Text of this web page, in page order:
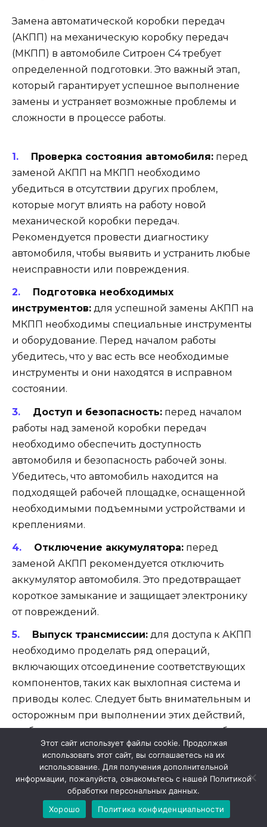
Замена автоматической коробки передач
(АКПП) на механическую коробку передач
(МКПП) в автомобиле Ситроен С4 требует
определенной подготовки. Это важный этап,
который гарантирует успешное выполнение
замены и устраняет возможные проблемы и
сложности в процессе работы.
Проверка состояния автомобиля:перед
заменой АКПП на МКПП необходимо
убедиться в отсутствии других проблем,
которые могут влиять на работу новой
механической коробки передач.
Рекомендуется провести диагностику
автомобиля, чтобы выявить и устранить любые
неисправности или повреждения.
Подготовка необходимых
инструментов: для успешной замены АКПП на
МКПП необходимы специальные инструменты
и оборудование. Перед началом работы
убедитесь, что у вас есть все необходимые
инструменты и они находятся в исправном
состоянии.
Доступ и безопасность:перед началом
работы над заменой коробки передач
необходимо обеспечить доступность
автомобиля и безопасность рабочей зоны.
Убедитесь, что автомобиль находится на
подходящей рабочей площадке, оснащенной
необходимыми подъемными устройствами и
креплениями.
Отключение аккумулятора:перед
заменой АКПП рекомендуется отключить
аккумулятор автомобиля. Это предотвращает
короткое замыкание и защищает электронику
от повреждений.
Выпуск трансмиссии:для доступа к АКПП
необходимо проделать ряд операций,
включающих отсоединение соответствующих
компонентов, таких как выхлопная система и
приводы колес. Следует быть внимательным и
осторожным при выполнении этих действий,
чтобы не повредить другие части автомобиля.
Удаление АКПП:после проведения
вышеперечисленных операций можно
приступать к удалению АКПП. Для этого
необходимо отсоединить все соединительные
элементы и болты, удерживающие АКПП на
Этот сайт использует файлы cookie. Продолжая
использовать этот сайт, вы соглашаетесь на их
использование. Для получения дополнительной
информации, пожалуйста, ознакомьтесь с нашей Политикой
обработки персональных данных.
Хорошо
Политика конфиденциальности